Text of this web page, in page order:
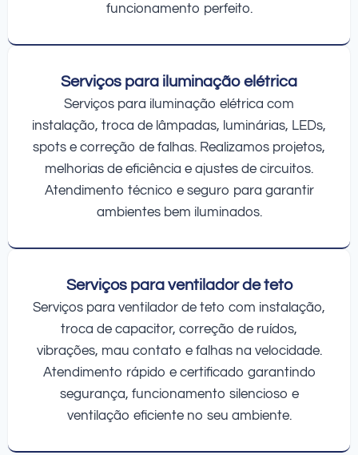
funcionamento perfeito.
Serviços para iluminação elétrica
Serviços para iluminação elétrica com
instalação, troca de lâmpadas, luminárias, LEDs,
spots e correção de falhas. Realizamos projetos,
melhorias de eficiência e ajustes de circuitos.
Atendimento técnico e seguro para garantir
ambientes bem iluminados.
Serviços para ventilador de teto
Serviços para ventilador de teto com instalação,
troca de capacitor, correção de ruídos,
vibrações, mau contato e falhas na velocidade.
Atendimento rápido e certificado garantindo
segurança, funcionamento silencioso e
ventilação eficiente no seu ambiente.